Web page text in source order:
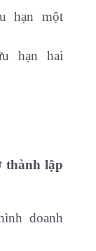
hạn một
hạn hai
thành lập
doanh